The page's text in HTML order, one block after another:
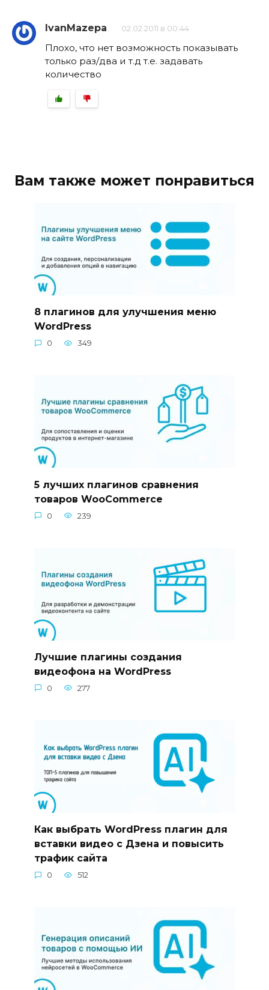
IvanMazepa 02.02.2011 в 00:44
Плохо, что нет возможность показывать
только раз/два и т.д т.е. задавать
количество
Вам также может понравиться
8 плагинов для улучшения меню
WordPress
0 349
5 лучших плагинов сравнения
товаров WooCommerce
0 239
Лучшие плагины создания
видеофона на WordPress
0 277
Как выбрать WordPress плагин для
вставки видео с Дзена и повысить
трафик сайта
0 512